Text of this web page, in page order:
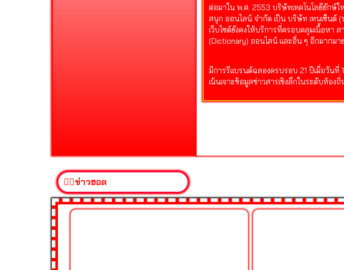
ต่อมาใน พ.ศ. 2553 บริษัทเทคโนโลยียักษ์
สนุก ออนไลน์ จำกัด เป็น บริษัท เทนเซ็นต์ (
เว็บไซต์ยังคงให้บริการที่ครอบคลุมเนื้อหา
(Dictionary) ออนไลน์ และอื่น ๆ อีกมากม
มีการรีแบรนด์ฉลองครบรอบ 21 ปีเมื่อวันที่
เน้นเจาะข้อมูลข่าวสารเชิงลึกในระดับท้อ
❤️‍🔥ข่าวฮอต